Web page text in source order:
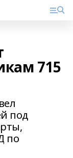
715
под
по